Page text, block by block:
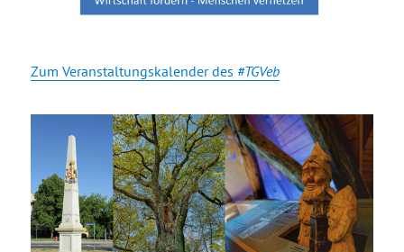
Zum Veranstaltungskalender des #TGVeb